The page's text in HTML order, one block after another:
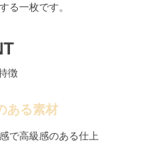
る一枚です。
徴
ある素材
で高級感のある仕上